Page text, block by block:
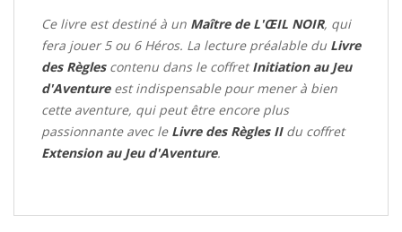
Ce livre est destiné à un Maître de L'ŒIL NOIR, qui
fera jouer 5 ou 6 Héros. La lecture préalable du Livre
des Règlescontenu dans le coffretInitiation au Jeu
d'Aventureest indispensable pour mener à bien
cette aventure, qui peut être encore plus
passionnante avec le Livre des Règles IIdu coffret
Extension au Jeu d'Aventure.